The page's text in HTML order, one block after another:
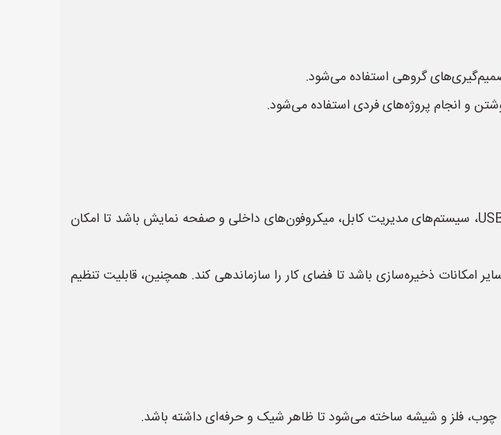
گروهی استفاده می‌شود.
و انجام پروژه‌های فردی استفاده می‌شود.
* **میز کنفرانس:** ممکن است دارای امکاناتی مانند پورت‌های برق و USB، سیستم‌های مدیریت کابل، میکروفون‌های داخلی و صفحه نمایش باشد تا امکان
ذخیره‌سازی باشد تا فضای کار را سازماندهی کند. همچنین، قابلیت تنظیم
چوب، فلز و شیشه ساخته می‌شود تا ظاهر شیک و حرفه‌ای داشته باشد.